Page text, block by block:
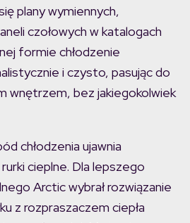
plany wymiennych,
czołowych w katalogach
formie chłodzenie
i czysto, pasując do
wnętrzem, bez jakiegokolwiek
chłodzenia ujawnia
cieplne. Dla lepszego
Arctic wybrał rozwiązanie
z rozpraszaczem ciepła